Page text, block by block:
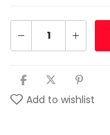
Add to wishlist